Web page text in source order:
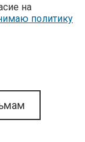
на
политику